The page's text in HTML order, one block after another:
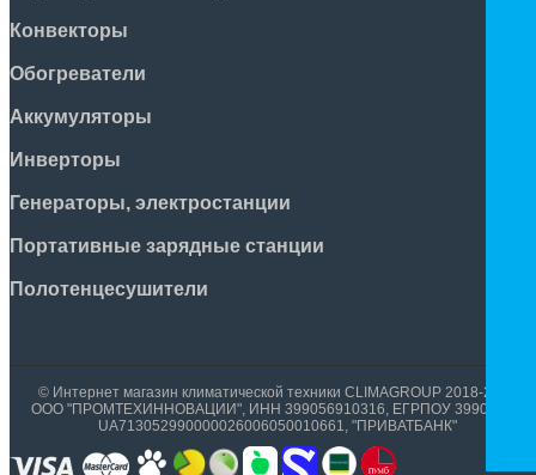
Конвекторы
Обогреватели
Аккумуляторы
Инверторы
Генераторы, электростанции
Портативные зарядные станции
Полотенцесушители
© Интернет магазин климатической техники CLIMAGROUP 2018-2026
ООО "ПРОМТЕХИННОВАЦИИ", ИНН 399056910316, ЕГРПОУ 39905699,
UA713052990000026006050010661, "ПРИВАТБАНК"